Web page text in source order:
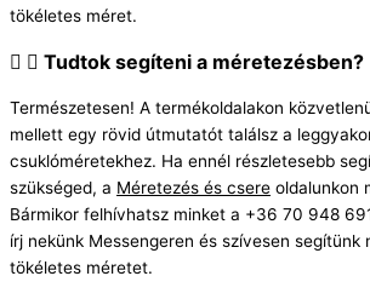
tökéletes méret.
Tudtok segíteni a méretezésben?
Természetesen! A termékoldalakon
mellett egy rövid útmutatót találsz a
csuklóméretekhez. Ha ennél részletesebb
szükséged, a Méretezés és csere oldalunkon
Bármikor felhívhatsz minket a +36 70 948
írj nekünk Messengeren és szívesen segítünk
tökéletes méretet.